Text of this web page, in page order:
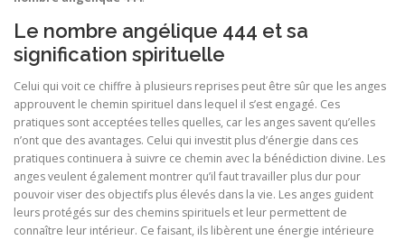
Le nombre angélique 444 et sa
signification spirituelle
Celui qui voit ce chiffre à plusieurs reprises peut être sûr que les anges
approuvent le chemin spirituel dans lequel il s’est engagé. Ces
pratiques sont acceptées telles quelles, car les anges savent qu’elles
n’ont que des avantages. Celui qui investit plus d’énergie dans ces
pratiques continuera à suivre ce chemin avec la bénédiction divine. Les
anges veulent également montrer qu’il faut travailler plus dur pour
pouvoir viser des objectifs plus élevés dans la vie. Les anges guident
leurs protégés sur des chemins spirituels et leur permettent de
connaître leur intérieur. Ce faisant, ils libèrent une énergie intérieure